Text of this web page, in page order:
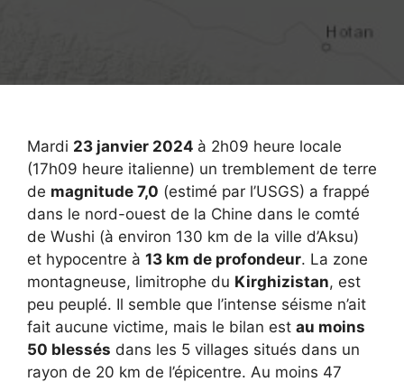
Mardi 23 janvier 2024 à 2h09 heure locale
(17h09 heure italienne) un tremblement de terre
de magnitude 7,0 (estimé par l’USGS) a frappé
dans le nord-ouest de la Chine dans le comté
de Wushi (à environ 130 km de la ville d’Aksu)
et hypocentre à 13 km de profondeur. La zone
montagneuse, limitrophe du Kirghizistan, est
peu peuplé. Il semble que l’intense séisme n’ait
fait aucune victime, mais le bilan est au moins
50 blessés dans les 5 villages situés dans un
rayon de 20 km de l’épicentre. Au moins 47